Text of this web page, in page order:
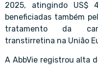
2025, atingindo US$
beneficiadas também
tratamento da
transtirretina na União
A AbbVie registrou alta